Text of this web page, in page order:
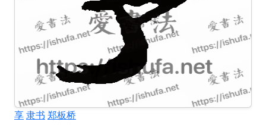
享隶书 郑板桥